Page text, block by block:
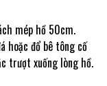
mép hồ 50cm.
hoặc đổ bê tông cố
trượt xuống lòng hồ.